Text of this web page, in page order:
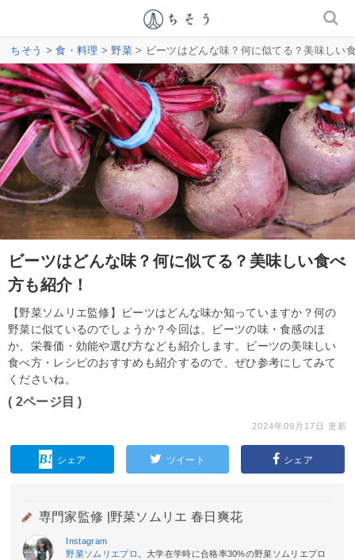
ちそう >食・料理 >野菜> ビーツはどんな味？何に似てる？美味しい
ビーツはどんな味？何に似てる？美味しい食べ
方も紹介！
【野菜ソムリエ監修】ビーツはどんな味か知っていますか？何の
野菜に似ているのでしょうか？今回は、ビーツの味・食感のほ
か、栄養価・効能や選び方なども紹介します。ビーツの美味しい
食べ方・レシピのおすすめも紹介するので、ぜひ参考にしてみて
くださいね。
( 2ページ目 )
2024年09月17日 更新
シェア ツイート シェア
専門家監修 | 野菜ソムリエ 春日爽花
Instagram
野菜ソムリエプロ
。大学在学時に合格率30%の野菜ソムリエプロ